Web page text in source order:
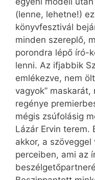
(lenne, lehetne!)
könyvfesztivál
minden szereplő,
porondra lépő író-
lenni. Az ifjabbik
emlékezve, nem
vagyok”
regénye
mégis zsúfolásig
Lázár Ervin terem.
akkor, a
perceiben, ami az